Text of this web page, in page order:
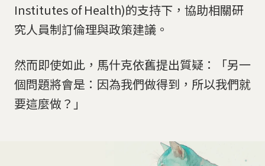
Institutes of Health)的支持下，協助相關研
究人員制訂倫理與政策建議。
然而即使如此，馬什克依舊提出質疑：「另一
個問題將會是：因為我們做得到，所以我們就
要這麼做？」